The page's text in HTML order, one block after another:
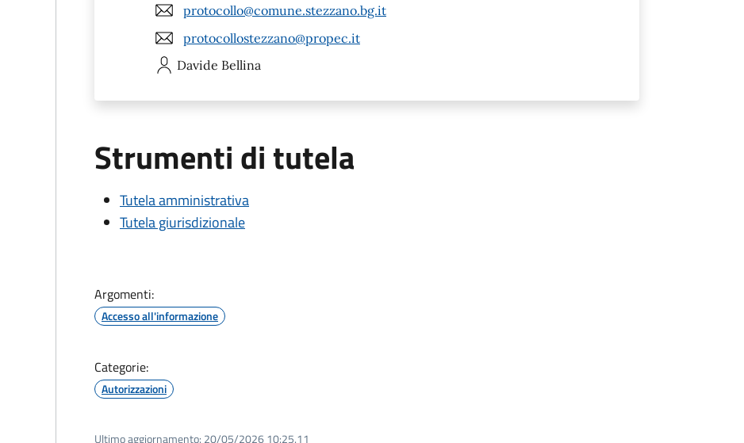
protocollo@comune.stezzano.bg.it
protocollostezzano@propec.it
Davide Bellina
Strumenti di tutela
Tutela amministrativa
Tutela giurisdizionale
Argomenti:
Accesso all'informazione
Categorie:
Autorizzazioni
Ultimo aggiornamento: 20/05/2026 10:25.11